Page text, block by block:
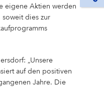
eigene Aktien werden
dies zur
„Unsere
auf den positiven
Jahre. Die